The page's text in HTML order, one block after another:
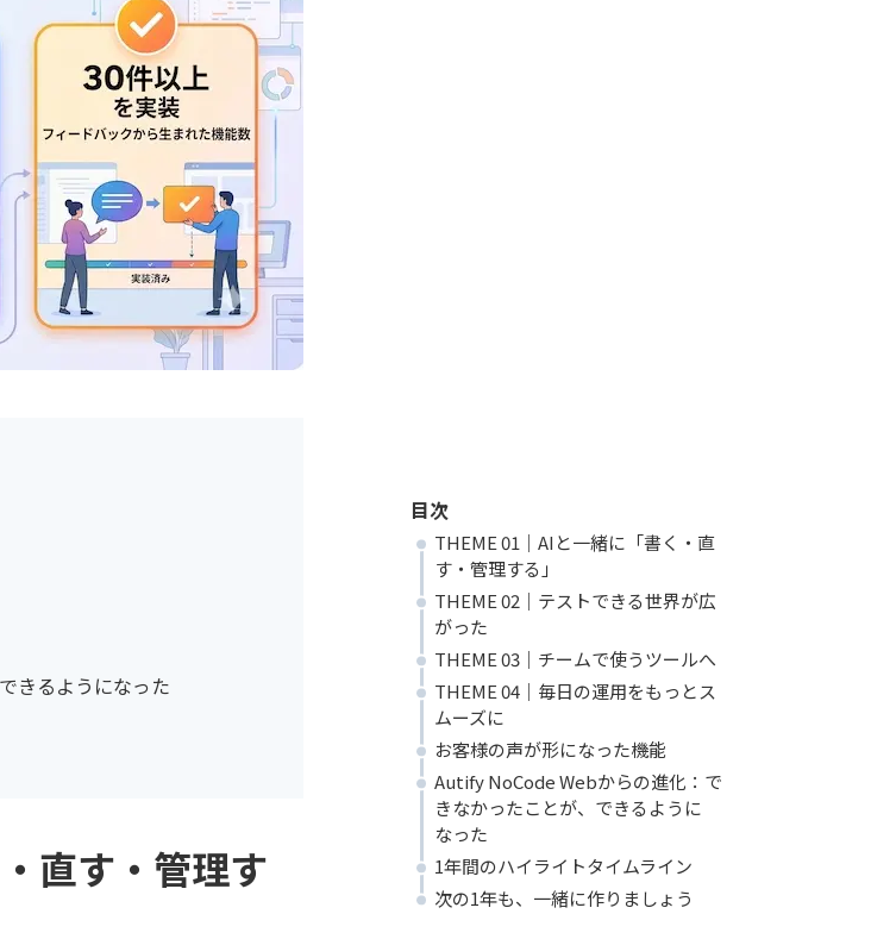
きるようになった
直す・管理す
目次
THEME 01｜AIと一緒に「書く・直
す・管理する」
THEME 02｜テストできる世界が広
がった
THEME 03｜チームで使うツールへ
THEME 04｜毎日の運用をもっとス
ムーズに
お客様の声が形になった機能
Autify NoCode Webからの進化：で
きなかったことが、できるように
なった
1年間のハイライトタイムライン
次の1年も、一緒に作りましょう